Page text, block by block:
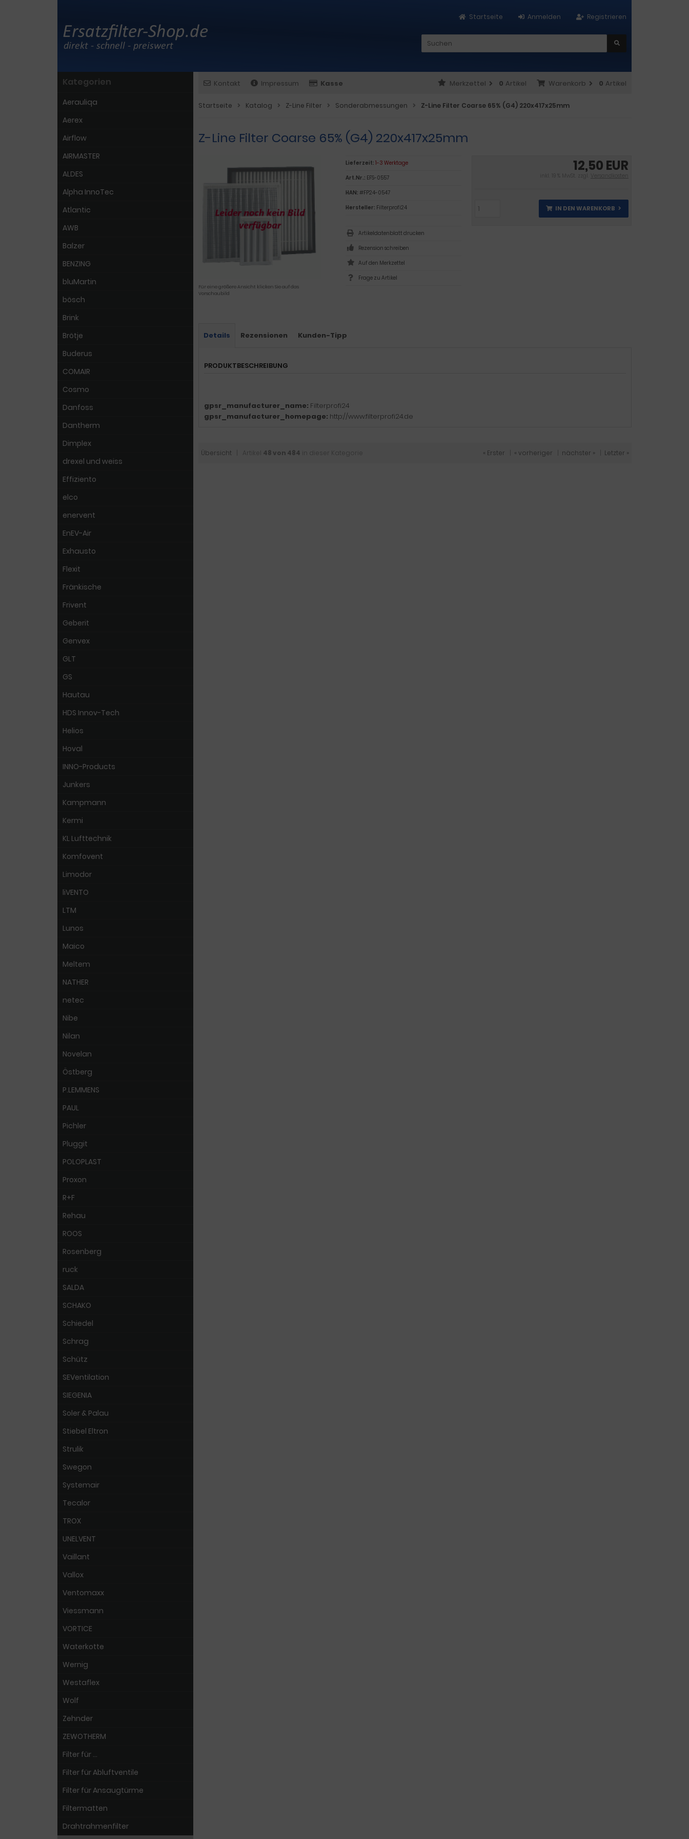
Registrieren
Anmelden
Startseite
Kontakt Impressum Kasse Warenkorb 0 Artikel
Merkzettel 0 Artikel
Startseite Katalog Z-Line Filter Sonderabmessungen Z-Line Filter Coarse 65% (G4) 220x417x25mm
Z-Line Filter Coarse 65% (G4) 220x417x25mm
Für eine größere Ansicht klicken Sie auf das
Vorschaubild
12,50 EUR
inkl. 19 % MwSt. zzgl. Versandkosten
IN DEN WARENKORB
Lieferzeit: 1-3 Werktage
Art.Nr.: EFS-0557
HAN: #FP24-0547
Hersteller: Filterprofi24
Artikeldatenblatt drucken
Rezension schreiben
Frage zu Artikel
Details Rezensionen Kunden-Tipp
PRODUKTBESCHREIBUNG
gpsr_manufacturer_name: Filterprofi24
gpsr_manufacturer_homepage: http://www.filterprofi24.de
Übersicht | Artikel 48 von 484 in dieser Kategorie « Erster « vorheriger nächster » Letzter »
Kategorien
Aerauliqa
Aerex
Airflow
AIRMASTER
ALDES
Alpha InnoTec
Atlantic
AWB
Balzer
BENZING
bluMartin
bösch
Brink
Brötje
Buderus
COMAIR
Cosmo
Danfoss
Dantherm
Dimplex
drexel und weiss
Effiziento
elco
enervent
EnEV-Air
Exhausto
Flexit
Fränkische
Frivent
Geberit
Genvex
GLT
GS
Hautau
HDS Innov-Tech
Helios
Hoval
INNO-Products
Junkers
Kampmann
Kermi
KL Lufttechnik
Komfovent
Limodor
liVENTO
LTM
Lunos
Maico
Meltem
NATHER
netec
Nibe
Nilan
Novelan
Östberg
P.LEMMENS
PAUL
Pichler
Pluggit
POLOPLAST
Proxon
R+F
Rehau
ROOS
Rosenberg
ruck
SALDA
SCHAKO
Schiedel
Schrag
Schütz
SEVentilation
SIEGENIA
Soler & Palau
Stiebel Eltron
Strulik
Swegon
Systemair
Tecalor
TROX
UNELVENT
Vaillant
Vallox
Ventomaxx
Viessmann
VORTICE
Waterkotte
Wernig
Westaflex
Wolf
Zehnder
ZEWOTHERM
Filter für ...
Filter für Abluftventile
Filter für Ansaugtürme
Filtermatten
Drahtrahmenfilter